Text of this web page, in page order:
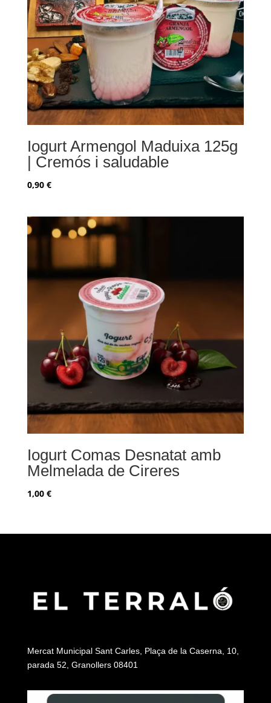
Iogurt Armengol Maduixa 125g
| Cremós i saludable
0,90 €
Iogurt Comas Desnatat amb
Melmelada de Cireres
1,00 €
Mercat Municipal Sant Carles, Plaça de la Caserna, 10,
parada 52, Granollers 08401